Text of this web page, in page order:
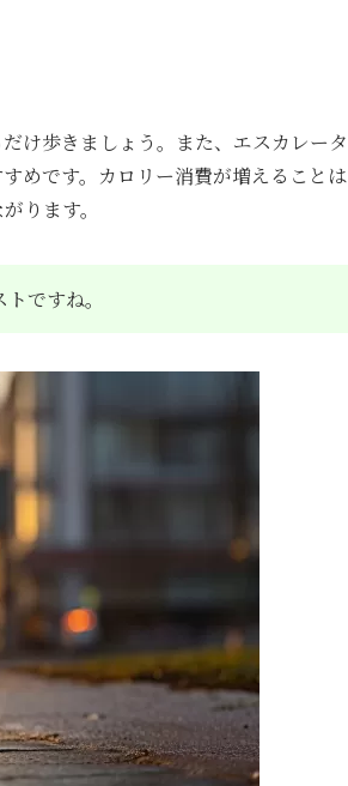
け歩きましょう。また、エスカレータ
めです。カロリー消費が増えることは
ります。
ですね。